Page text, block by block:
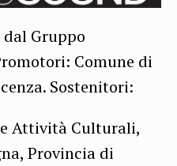
dal Gruppo
Comune di
Sostenitori:
Attività Culturali,
Provincia di